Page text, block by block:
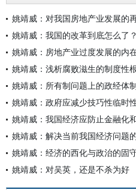
姚靖威：对我国房地产业发展的
姚靖威：我国的改革到底怎么了？
姚靖威：房地产业过度发展的内
姚靖威：浅析腐败滋生的制度性
姚靖威：所有制问题上的政经体
姚靖威：政府应减少技巧性临时
姚靖威：我国经济应防止金融化
姚靖威：解决当前我国经济问题
姚靖威：经济的西化与政治的固
姚靖威：对吴英，还是不杀为好